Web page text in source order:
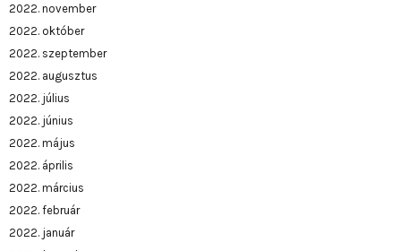
2022. november
2022. október
2022. szeptember
2022. augusztus
2022. július
2022. június
2022. május
2022. április
2022. március
2022. február
2022. január